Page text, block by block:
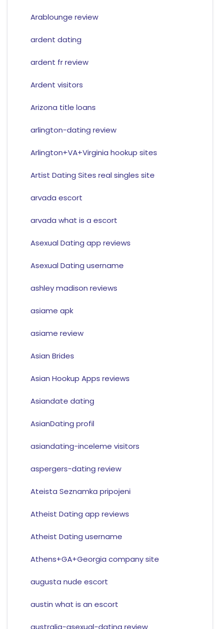
Arablounge review
ardent dating
ardent fr review
Ardent visitors
Arizona title loans
arlington-dating review
Arlington+VA+Virginia hookup sites
Artist Dating Sites real singles site
arvada escort
arvada what is a escort
Asexual Dating app reviews
Asexual Dating username
ashley madison reviews
asiame apk
asiame review
Asian Brides
Asian Hookup Apps reviews
Asiandate dating
AsianDating profil
asiandating-inceleme visitors
aspergers-dating review
Ateista Seznamka pripojeni
Atheist Dating app reviews
Atheist Dating username
Athens+GA+Georgia company site
augusta nude escort
austin what is an escort
australia-asexual-dating review